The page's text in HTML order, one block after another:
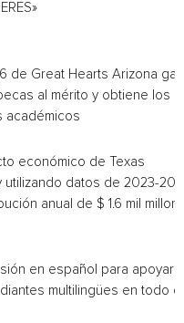
de Great Hearts Arizona
al mérito y obtiene los
académicos
económico de Texas
utilizando datos de 2023-
anual de $ 1.6 mil
en español para apoyar a
multilingües en todo el